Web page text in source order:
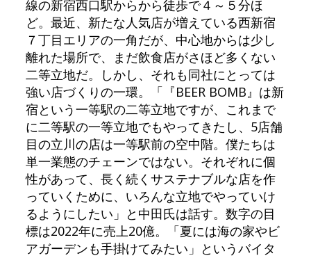
線の新宿西口駅からから徒歩で４～５分ほ
ど。最近、新たな人気店が増えている西新宿
７丁目エリアの一角だが、中心地からは少し
離れた場所で、まだ飲食店がさほど多くない
二等立地だ。しかし、それも同社にとっては
強い店づくりの一環。「『BEER BOMB』は新
宿という一等駅の二等立地ですが、これまで
に二等駅の一等立地でもやってきたし、5店舗
目の立川の店は一等駅前の空中階。僕たちは
単一業態のチェーンではない。それぞれに個
性があって、長く続くサステナブルな店を作
っていくために、いろんな立地でやっていけ
るようにしたい」と中田氏は話す。数字の目
標は2022年に売上20億。「夏には海の家やビ
アガーデンも手掛けてみたい」というバイタ